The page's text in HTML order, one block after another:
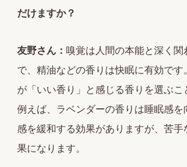
だけますか？
友野さん：嗅覚は人間の本能と深く関
で、精油などの香りは快眠に有効です
が「いい香り」と感じる香りを選ぶこ
例えば、ラベンダーの香りは睡眠感を
感を緩和する効果がありますが、苦手
果になります。